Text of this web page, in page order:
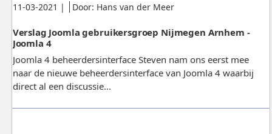
Gepubliceerd:
11-03-2021 | Door: Hans van der Meer.
Verslag Joomla gebruikersgroep Nijmegen Arnhem -
Joomla 4
Joomla 4 beheerdersinterface Steven nam ons eerst mee
naar de nieuwe beheerdersinterface van Joomla 4 waarbij
direct al een discussie...